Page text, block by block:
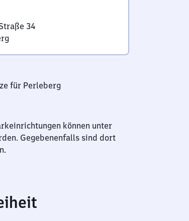
34
für Perleberg
können unter
Gegebenenfalls sind dort